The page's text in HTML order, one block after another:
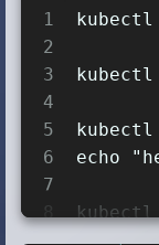
43
EOF
13
14
15
16
17
18
19
20
21
1
2
3
4
5
6
7
8
9
echo
echo